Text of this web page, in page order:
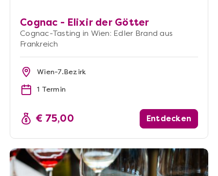
Cognac - Elixir der Götter
Cognac-Tasting in Wien: Edler Brand aus
Frankreich
Wien-7.Bezirk
1 Termin
€ 75,00 Entdecken